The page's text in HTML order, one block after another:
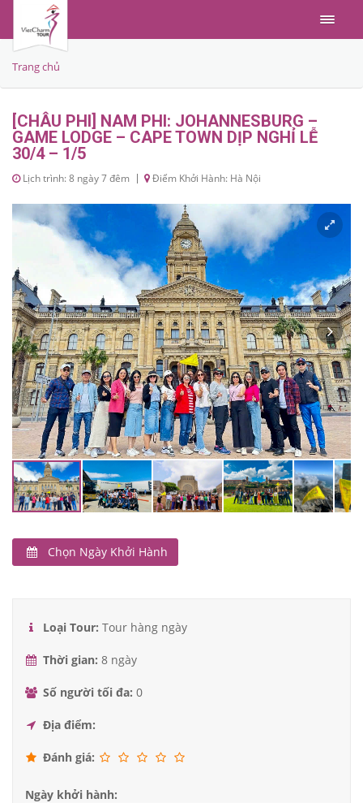
Menu
Trang chủ
[CHÂU PHI] NAM PHI: JOHANNESBURG –
GAME LODGE – CAPE TOWN DỊP NGHỈ LỄ
30/4 – 1/5
Lịch trình: 8 ngày 7 đêm Điểm Khởi Hành: Hà Nội
Chọn Ngày Khởi Hành
T5
Loại Tour: Tour hàng ngày
Thời gian: 8 ngày
Số người tối đa: 0
Địa điểm:
Đánh giá:
Ngày khởi hành: